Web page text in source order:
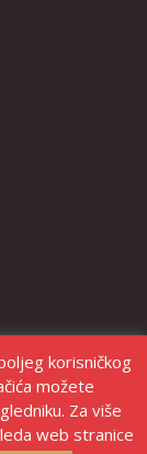
korisničkog
možete
Za više
web stranice